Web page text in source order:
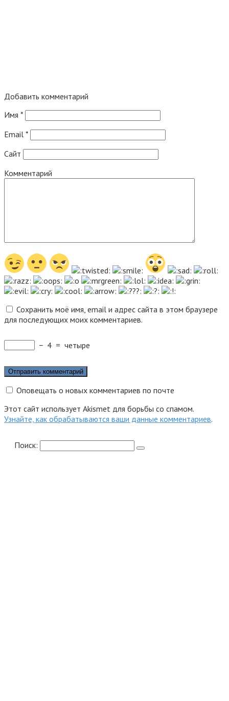
Добавить комментарий
Имя *
Email *
Сайт
Комментарий
Сохранить моё имя, email и адрес сайта в этом браузере
для последующих моих комментариев.
− 4 = четыре
Оповещать о новых комментариев по почте
Этот сайт использует Akismet для борьбы со спамом.
Узнайте, как обрабатываются ваши данные комментариев.
Поиск: